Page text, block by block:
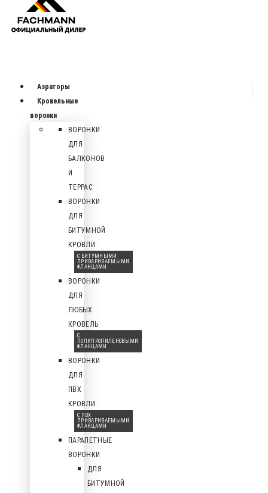
Аэраторы
Кровельные
воронки
ВОРОНКИ
ДЛЯ
БАЛКОНОВ
И
ТЕРРАС
ВОРОНКИ
ДЛЯ
БИТУМНОЙ
КРОВЛИ
С БИТУМНЫМИ
ПРИВАРИВАЕМЫМИ
ФЛАНЦАМИ
ВОРОНКИ
ДЛЯ
ЛЮБЫХ
КРОВЕЛЬ
С
ПОЛИПРОПИЛЕНОВЫМИ
ФЛАНЦАМИ
ВОРОНКИ
ДЛЯ
ПВХ
КРОВЛИ
С ПВХ
ПРИВАРИВАЕМЫМИ
ФЛАНЦАМИ
ПАРАПЕТНЫЕ
ВОРОНКИ
ДЛЯ
БИТУМНОЙ